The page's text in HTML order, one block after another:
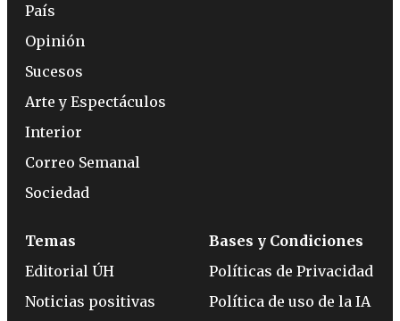
País
Opinión
Sucesos
Arte y Espectáculos
Interior
Correo Semanal
Sociedad
Temas
Editorial ÚH
Noticias positivas
Bases y Condiciones
Políticas de Privacidad
Política de uso de la IA